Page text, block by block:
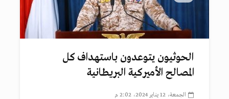
الحوثيون يتوعدون باستهداف كل
المصالح الأميركية البريطانية
الجمعة، 12 يناير 2024، 2:02 م